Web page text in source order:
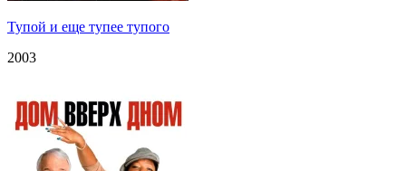
Тупой и еще тупее тупого
2003